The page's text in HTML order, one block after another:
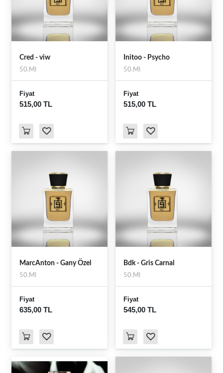
Cred - viw
50.Ml
Fiyat
515,00 TL
Initoo - Psycho
50.Ml
Fiyat
515,00 TL
MarcAnton - Gany Özel
50.Ml
Fiyat
635,00 TL
Bdk - Gris Carnal
50.Ml
Fiyat
545,00 TL